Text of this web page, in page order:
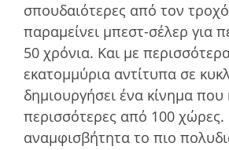
σπουδαιότερες από τον
παραµείνει µπεστ-σέλερ για
50 χρόνια. Και µε
εκατοµµύρια αντίτυπα σε
δημιουργήσει ένα κίνηµα που
περισσότερες από 100 χώρες.
αναµφισβήτητα το πιο